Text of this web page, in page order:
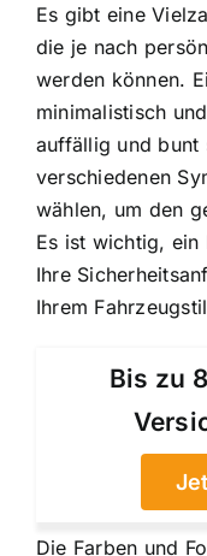
Es gibt eine
die je nach
werden können.
minimalistisch
auffällig und bunt
verschiedenen
wählen, um den
Es ist wichtig, ein
Ihre
Ihrem
Bis zu
Die Farben und